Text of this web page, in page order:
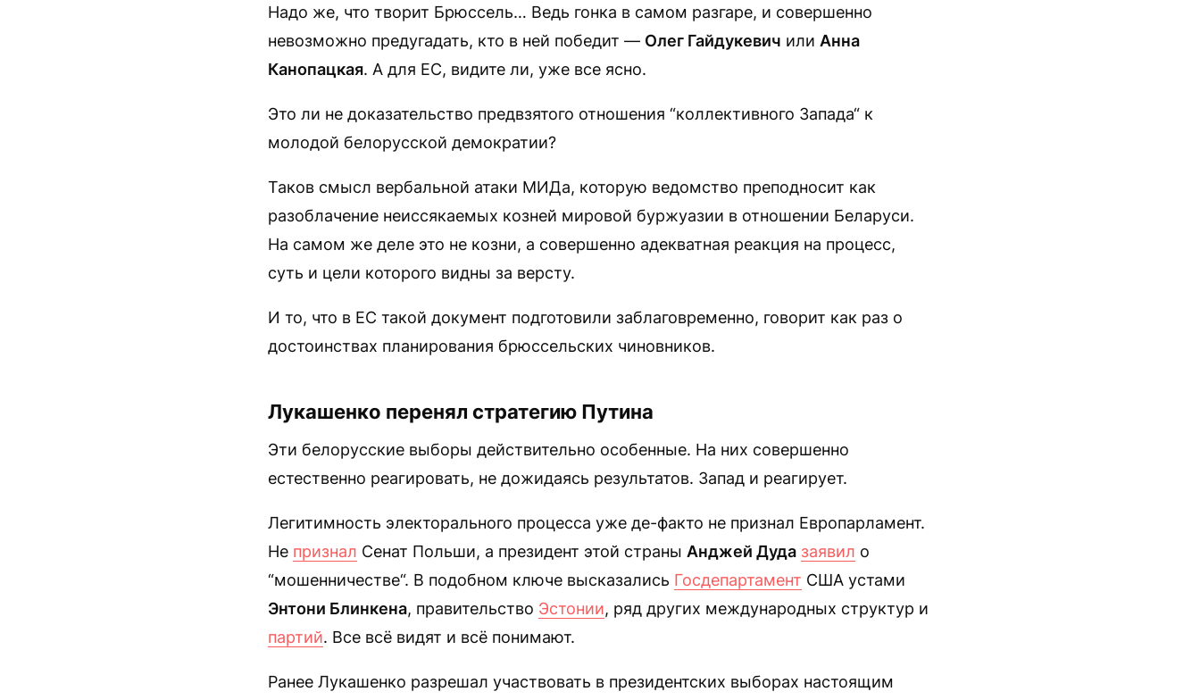
Надо же, что творит Брюссель… Ведь гонка в самом разгаре, и совершенно
невозможно предугадать, кто в ней победит — Олег Гайдукевич или Анна
Канопацкая. А для ЕС, видите ли, уже все ясно.
Это ли не доказательство предвзятого отношения “коллективного Запада“ к
молодой белорусской демократии?
Таков смысл вербальной атаки МИДа, которую ведомство преподносит как
разоблачение неиссякаемых козней мировой буржуазии в отношении Беларуси.
На самом же деле это не козни, а совершенно адекватная реакция на процесс,
суть и цели которого видны за версту.
И то, что в ЕС такой документ подготовили заблаговременно, говорит как раз о
достоинствах планирования брюссельских чиновников.
Лукашенко перенял стратегию Путина
Эти белорусские выборы действительно особенные. На них совершенно
естественно реагировать, не дожидаясь результатов. Запад и реагирует.
Легитимность электорального процесса уже де-факто не признал Европарламент.
Не признал Сенат Польши, а президент этой страны Анджей Дуда заявил о
“мошенничестве“. В подобном ключе высказались Госдепартамент США устами
Энтони Блинкена, правительство Эстонии, ряд других международных структур и
партий. Все всё видят и всё понимают.
Ранее Лукашенко разрешал участвовать в президентских выборах настоящим